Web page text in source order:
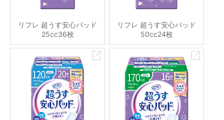
リフレ 超うす安心パッド
25cc36枚
リフレ 超うす安心パッド
50cc24枚